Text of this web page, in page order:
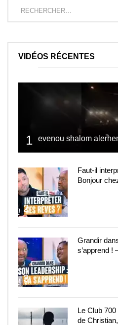
VIDÉOS RÉCENTES
1
2
Faut-il
Bonjour
3
Grandir
s’apprend !
Le Club
de